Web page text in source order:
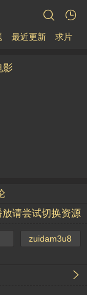
最近更新 求片
影
放请尝试切换资源
zuidam3u8